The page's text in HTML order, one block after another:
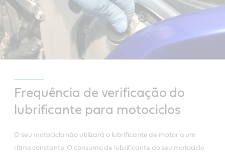
Frequência de verificação do
lubrificante para motociclos
O seu motociclo não utilizará o lubrificante de motor a um
ritmo constante. O consumo de lubrificante do seu motociclo